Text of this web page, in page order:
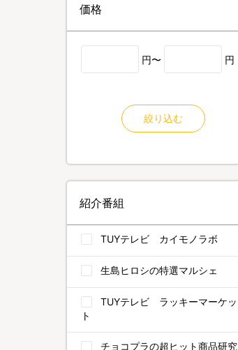
価格
円〜 円
絞り込む
紹介番組
TUYテレビ カイモノラボ
生島ヒロシの特選マルシェ
TUYテレビ ラッキーマーケッ
ト
チョコプラの超ヒット商品研究